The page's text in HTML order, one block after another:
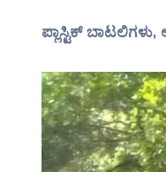
ಪ್ಲಾಸ್ಟಿಕ್ ಬಾಟಲಿಗಳು,